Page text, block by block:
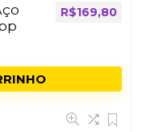
R$169,80